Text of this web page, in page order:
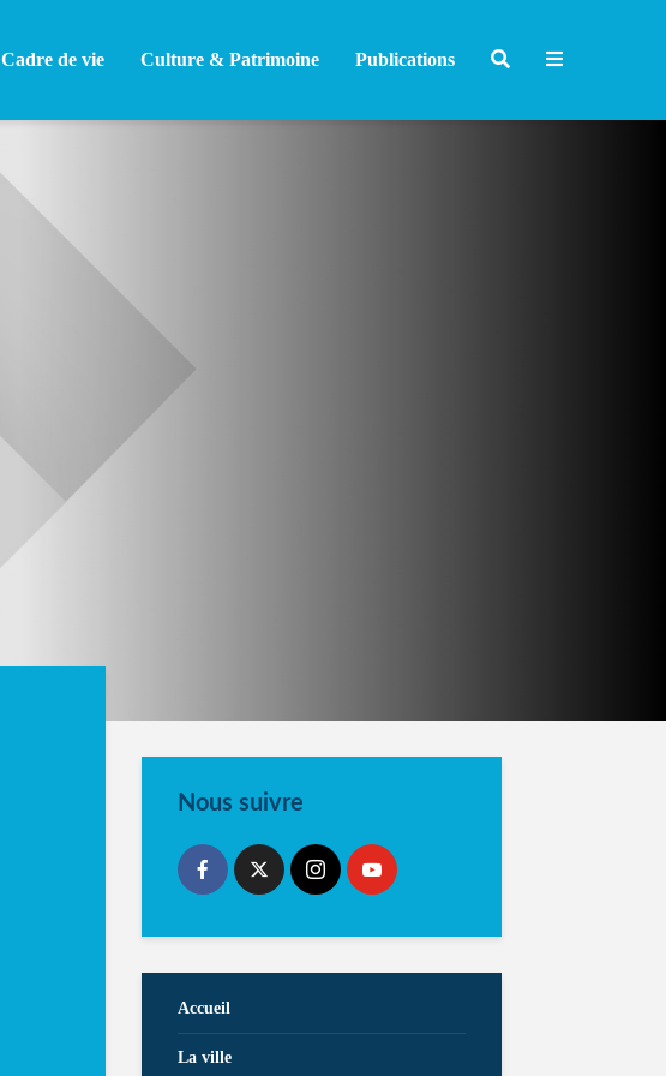
Cadre de vie Culture & Patrimoine Publications
Nous suivre
Accueil
La ville